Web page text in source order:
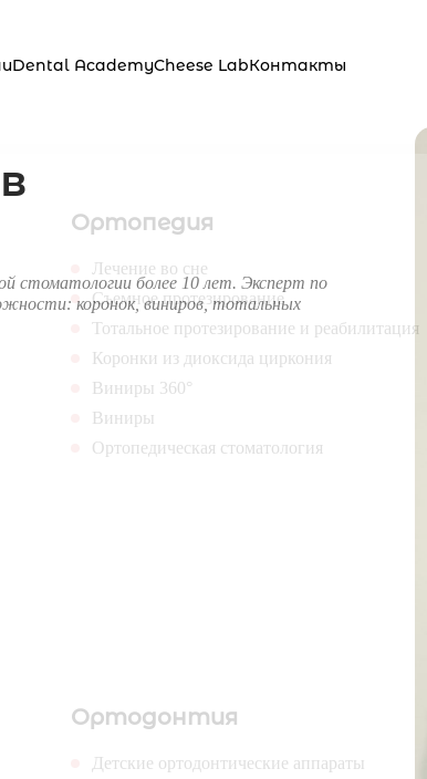
Dental AcademyCheese LabКонтакты
Ортопедия
Лечение во сне
Съемное протезирование
Тотальное протезирование и реабилитация
Коронки из диоксида циркония
Виниры 360°
Виниры
Ортопедическая стоматология
Ортодонтия
Детские ортодонтические аппараты
стоматологии более 10 лет. Эксперт по
коронок, виниров, тотальных